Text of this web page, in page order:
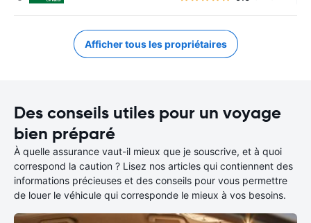
Afficher tous les propriétaires
Des conseils utiles pour un voyage
bien préparé
À quelle assurance vaut-il mieux que je souscrive, et à quoi
correspond la caution ? Lisez nos articles qui contiennent des
informations précieuses et des conseils pour vous permettre
de louer le véhicule qui corresponde le mieux à vos besoins.